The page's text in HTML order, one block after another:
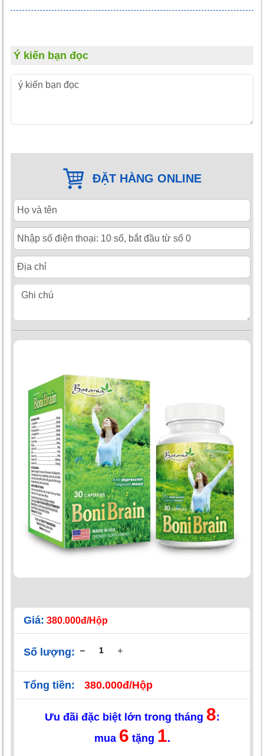
Ý kiến bạn đọc
ĐẶT HÀNG ONLINE
Giá: 380.000đ/Hộp
Số lượng:
Tổng tiền: 380.000đ/Hộp
Ưu đãi đặc biệt lớn trong tháng 8:
mua 6 tặng 1.